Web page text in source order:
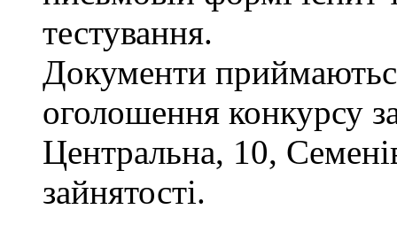
тестування.
Документи
оголошення конкурсу
Центральна, 10,
зайнятості.